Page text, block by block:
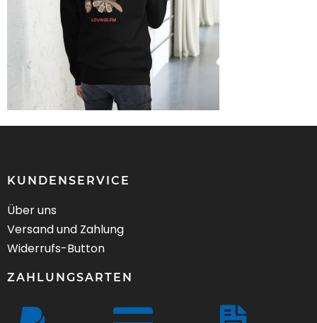
KUNDENSERVICE
Über uns
Versand und Zahlung
Widerrufs-Button
ZAHLUNGSARTEN